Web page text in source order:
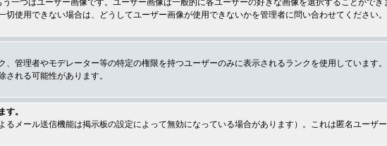
一つはユーザー画像です。ユーザー画像は一般的に各ユーザーの好きな画像を選択することがで
使用できない場合は、どうしてユーザー画像が使用できないかを管理者に問い合わせてください。
管理者やモデレーター等の特定の権限を持つユーザーのみに表示されるランクを使用しています
れる可能性があります。
。
メール送信機能は掲示板の設定によって無効になっている場合があります）。これは匿名ユーザ